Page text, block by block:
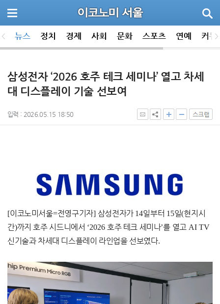
뉴스 정치 경제 사회 문화 스포츠 연예 커뮤
삼성전자 ‘2026 호주 테크 세미나’ 열고 차세
대 디스플레이 기술 선보여
입력 : 2026.05.15 18:50
[이코노미서울=전영구기자] 삼성전자가 14일부터 15일(현지시
간)까지 호주 시드니에서 ‘2026 호주 테크 세미나’를 열고 AI TV
신기술과 차세대 디스플레이 라인업을 선보였다.